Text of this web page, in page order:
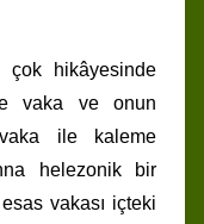
çok hikâyesinde
vaka ve onun
ile kaleme
helezonik bir
vakası içteki